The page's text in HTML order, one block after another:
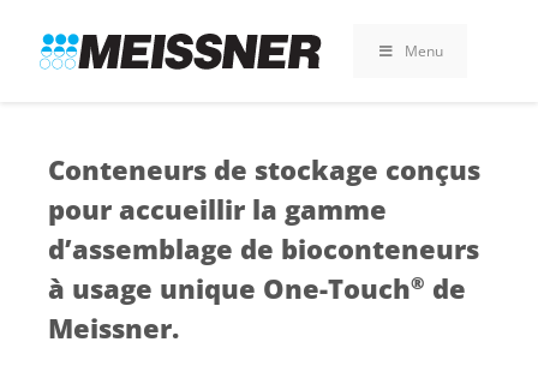
search
footer
contenu
Menu
Conteneurs de stockage conçus
pour accueillir la gamme
d’assemblage de bioconteneurs
à usage unique One-Touch® de
Meissner.